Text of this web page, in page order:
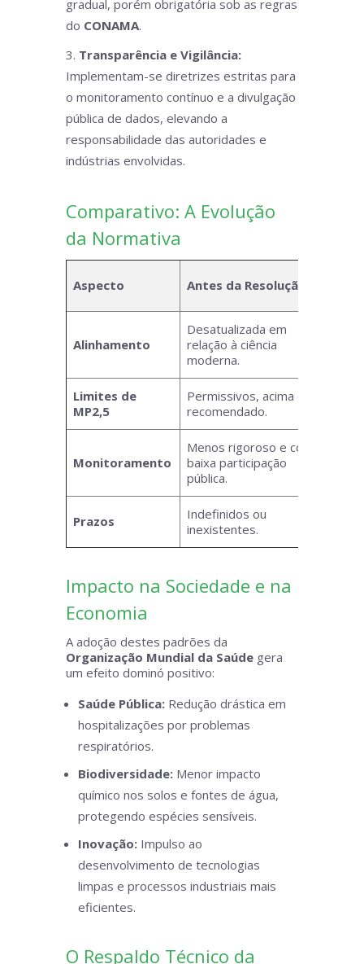
gradual, porém obrigatória sob as regras
do CONAMA.
Transparência e Vigilância:
Implementam-se diretrizes estritas para
o monitoramento contínuo e a divulgação
pública de dados, elevando a
responsabilidade das autoridades e
indústrias envolvidas.
Comparativo: A Evolução
da Normativa
Aspecto Antes da Resolução
Alinhamento
Desatualizada em
relação à ciência
moderna.
Limites de
MP2,5
Permissivos, acima do
recomendado.
Monitoramento
Menos rigoroso e com
baixa participação
pública.
Prazos
Indefinidos ou
inexistentes.
Impacto na Sociedade e na
Economia
A adoção destes padrões da
Organização Mundial da Saúdegera
um efeito dominó positivo:
Saúde Pública:Redução drástica em
hospitalizações por problemas
respiratórios.
Biodiversidade:Menor impacto
químico nos solos e fontes de água,
protegendo espécies sensíveis.
Inovação:Impulso ao
desenvolvimento de tecnologias
limpas e processos industriais mais
eficientes.
O Respaldo Técnico da